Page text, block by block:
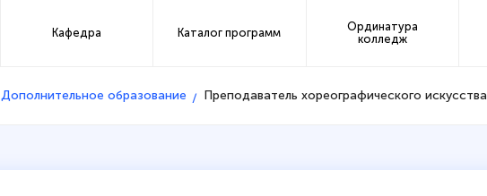
Кафедра Каталог программ
Ординатура
колледж
Дополнительное образование Преподаватель хореографического искусства